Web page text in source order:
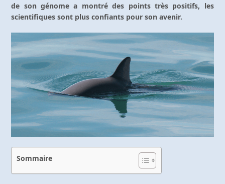
de son génome a montré des points très positifs, les
scientifiques sont plus confiants pour son avenir.
Sommaire